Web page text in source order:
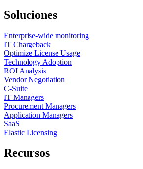
Soluciones
Enterprise-wide monitoring
IT Chargeback
Optimize License Usage
Technology Adoption
ROI Analysis
Vendor Negotiation
C-Suite
IT Managers
Procurement Managers
Application Managers
SaaS
Elastic Licensing
Recursos